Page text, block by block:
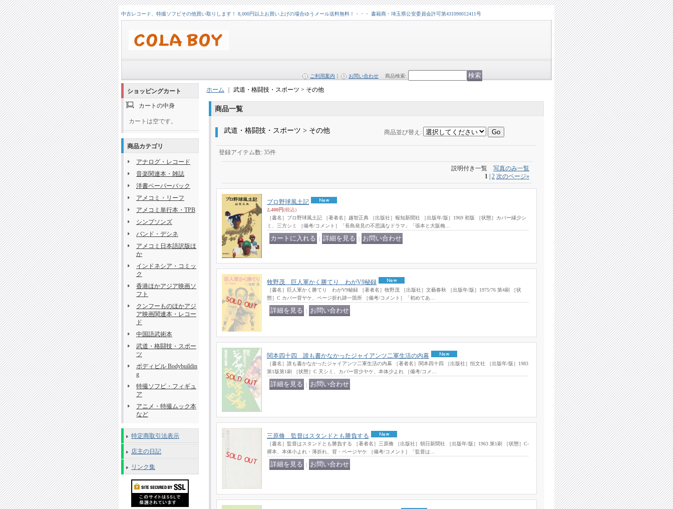
中古レコード、特撮ソフビその他買い取りします！ 8,000円以上お買い上げの場合ゆうメール送料無料！・・・ 書籍商・埼玉県公安委員会許可第431090012411号
ご利用案内 お問い合わせ 商品検索:
ショッピングカート
カートの中身
カートは空です。
商品カテゴリ
アナログ・レコード
音楽関連本・雑誌
洋書ペーパーバック
アメコミ・リーフ
アメコミ単行本・TPB
シンプソンズ
バンド・デシネ
アメコミ日本語訳版ほ
か
インドネシア・コミッ
ク
香港ほかアジア映画ソ
フト
クンフーものほかアジ
ア映画関連本・レコー
ド
中国語武術本
武道・格闘技・スポー
ツ
ボディビル Bodybuildin
g
特撮ソフビ・フィギュ
ア
アニメ・特撮ムック本
など
特定商取引法表示
店主の日記
リンク集
ホーム 武道・格闘技・スポーツ > その他
商品一覧
武道・格闘技・スポーツ > その他 商品並び替え :
登録アイテム数: 35件
説明付き一覧 写真のみ一覧
1 2 次のページ»
プロ野球風土記
2,400円(税込)
［書名］プロ野球風土記 ［著者名］越智正典 ［出版社］報知新聞社 ［出版年/版］1969 初版 ［状態］カバー縁少シ
ミ、三方シミ ［備考/コメント］「長島発見の不思議なドラマ」「張本と大阪梅…
牧野茂 巨人軍かく勝てり わがV9秘録
［書名］巨人軍かく勝てり わがV9秘録 ［著者名］牧野茂 ［出版社］文藝春秋 ［出版年/版］1975/76 第4刷 ［状
態］C カバー背ヤケ、ページ折れ跡一箇所 ［備考/コメント］「初めてあ…
関本四十四 誰も書かなかったジャイアンツ二軍生活の内幕
［書名］誰も書かなかったジャイアンツ二軍生活の内幕 ［著者名］関本四十四 ［出版社］恒文社 ［出版年/版］1983
第1版第1刷 ［状態］C 天シミ、カバー背少ヤケ、本体少よれ ［備考/コメ…
三原脩 監督はスタンドとも勝負する
［書名］監督はスタンドとも勝負する ［著者名］三原脩 ［出版社］朝日新聞社 ［出版年/版］1963 第1刷 ［状態］C-
裸本、本体小よれ・薄折れ、背・ページヤケ ［備考/コメント］「監督は…